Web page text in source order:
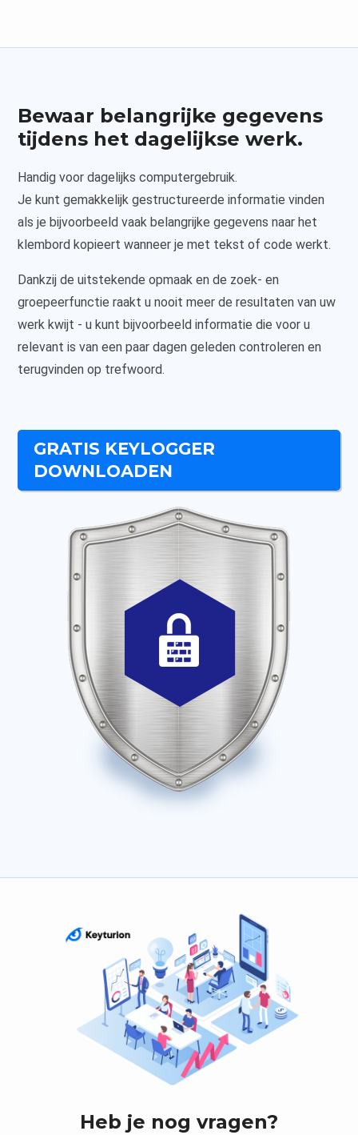
Bewaar belangrijke gegevens
tijdens het dagelijkse werk.
Handig voor dagelijks computergebruik.
Je kunt gemakkelijk gestructureerde informatie vinden
als je bijvoorbeeld vaak belangrijke gegevens naar het
klembord kopieert wanneer je met tekst of code werkt.
Dankzij de uitstekende opmaak en de zoek- en
groepeerfunctie raakt u nooit meer de resultaten van uw
werk kwijt - u kunt bijvoorbeeld informatie die voor u
relevant is van een paar dagen geleden controleren en
terugvinden op trefwoord.
GRATIS KEYLOGGER
DOWNLOADEN
Heb je nog vragen?